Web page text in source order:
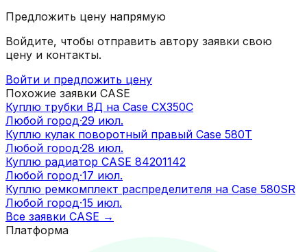
Предложить цену напрямую
Войдите, чтобы отправить автору заявки свою
цену и контакты.
Войти и предложить цену
Похожие заявки CASE
Куплю трубки ВД на Case CX350C
Любой город·29 июл.
Куплю кулак поворотный правый Case 580T
Любой город·28 июл.
Куплю радиатор CASE 84201142
Любой город·17 июл.
Куплю ремкомплект распределителя на Case 580SR
Любой город·15 июл.
Все заявки CASE →
Платформа